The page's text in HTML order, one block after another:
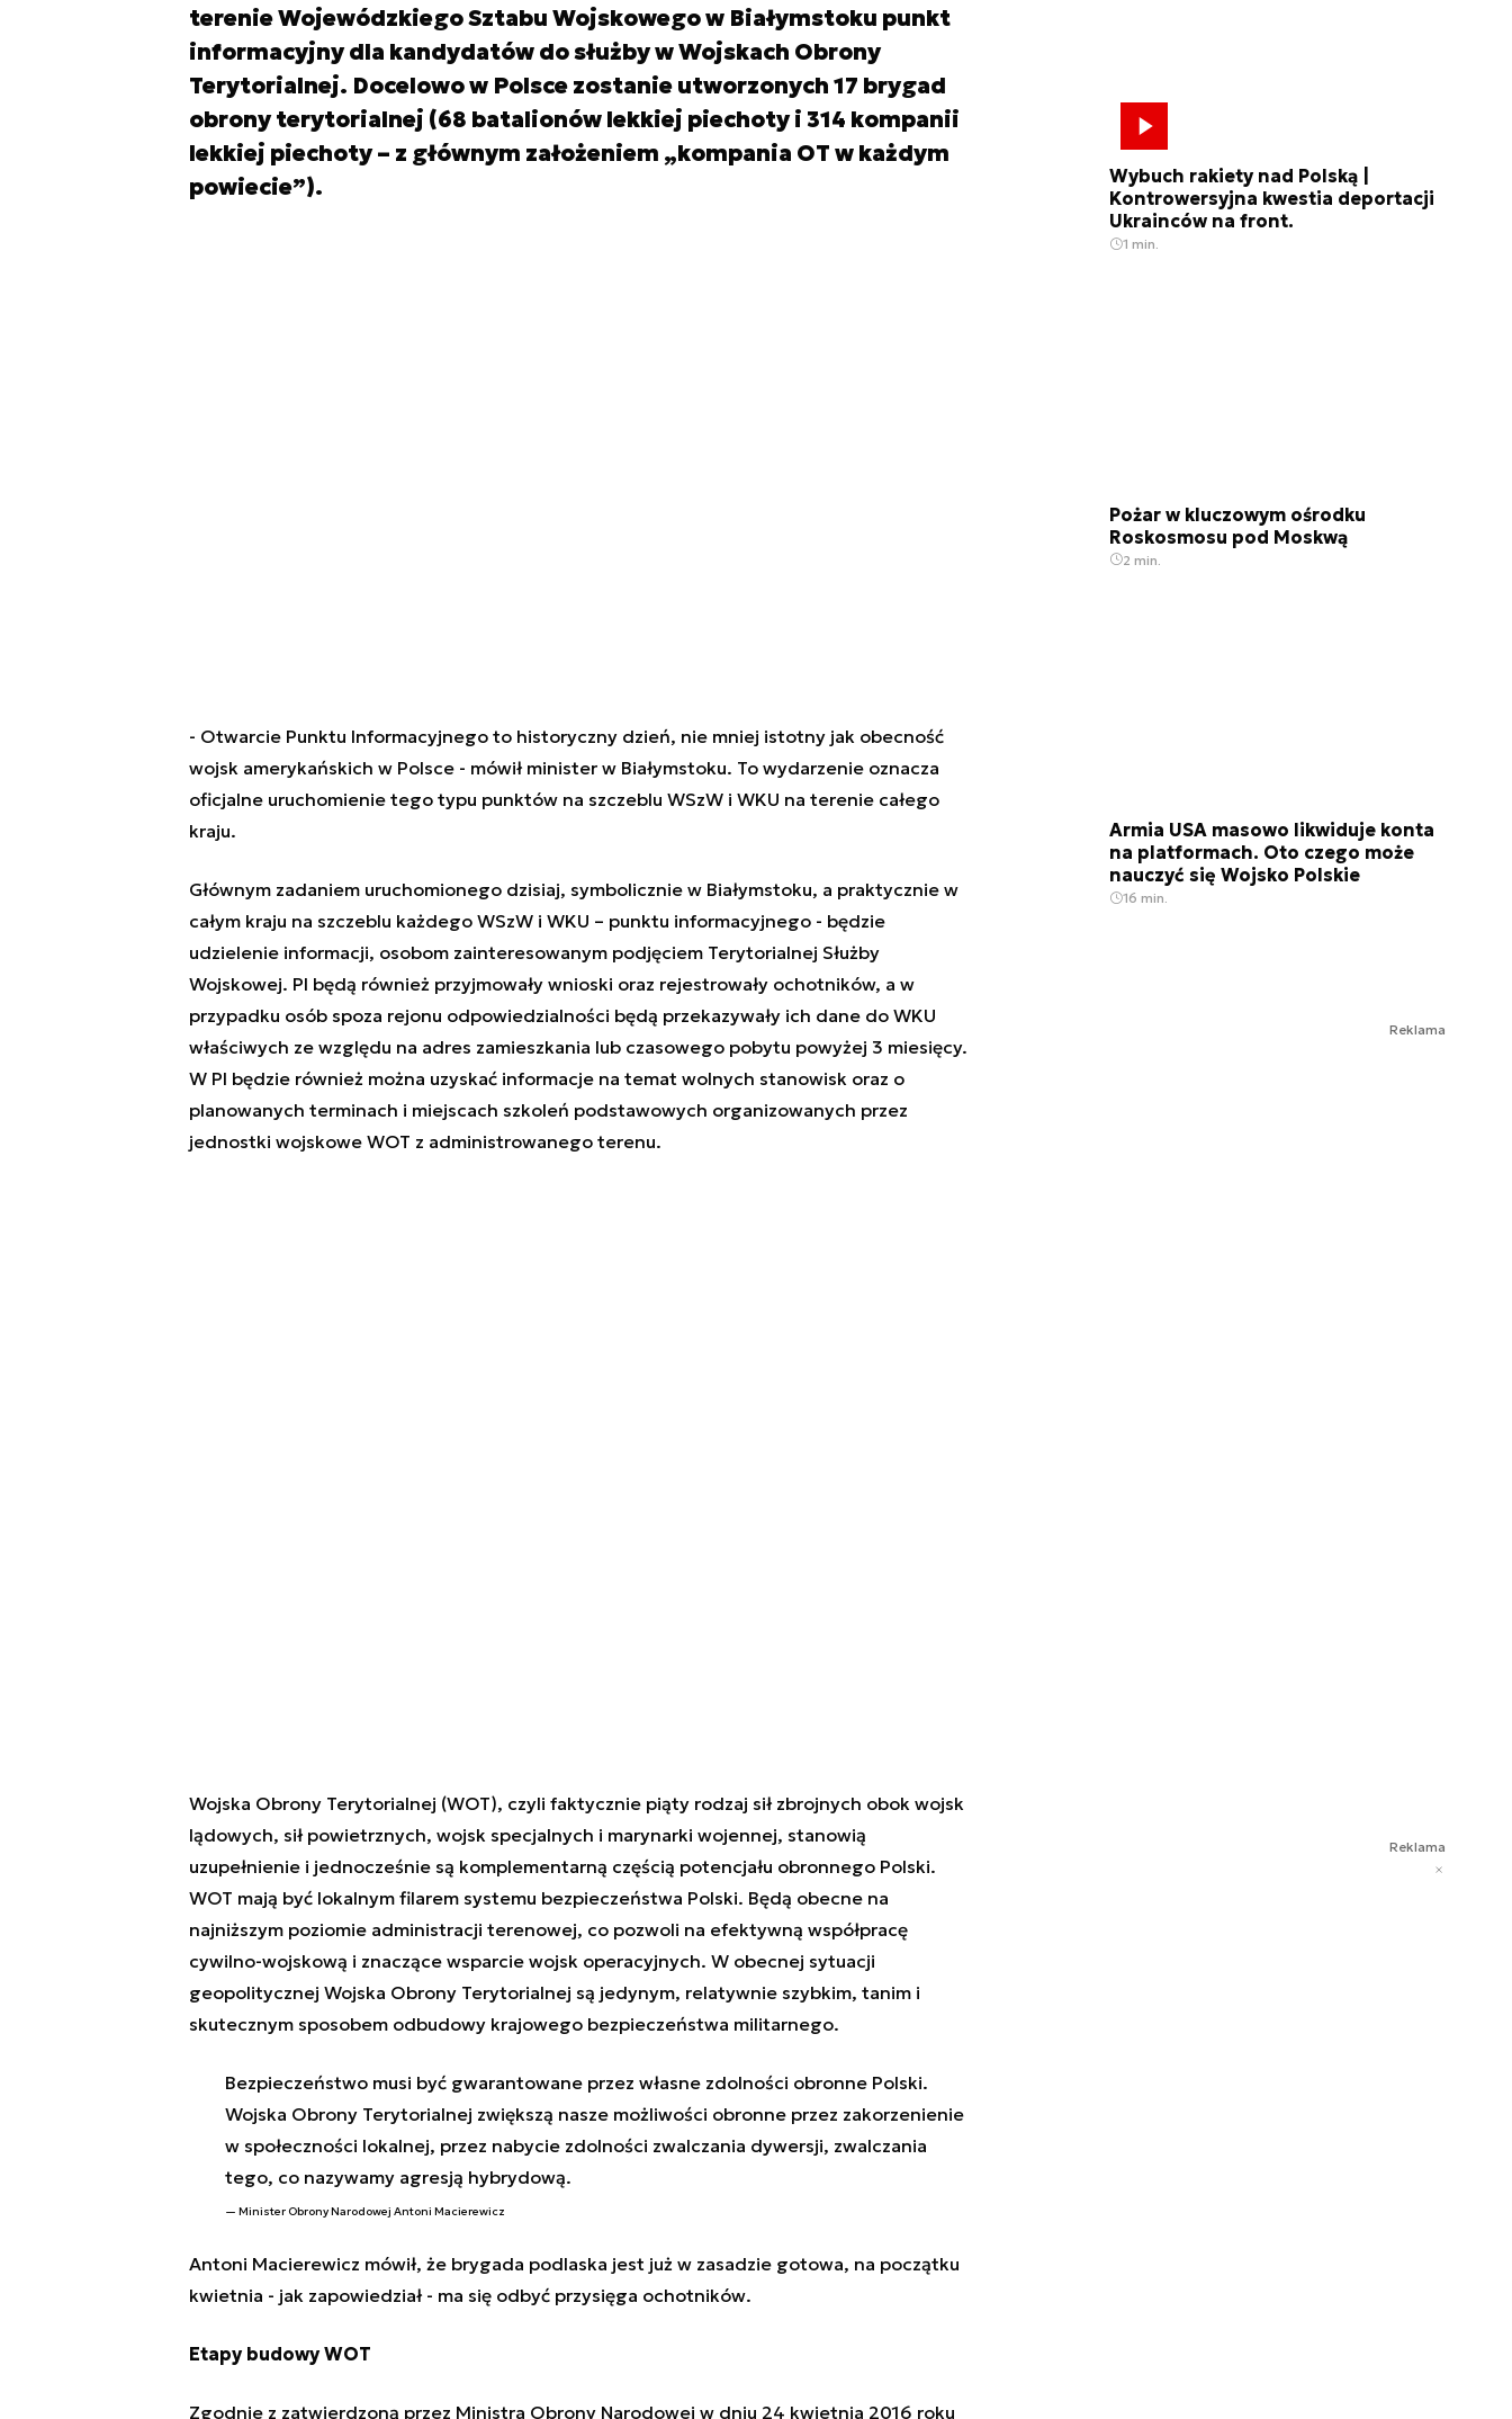
terenie Wojewódzkiego Sztabu Wojskowego w Białymstoku punkt
informacyjny dla kandydatów do służby w Wojskach Obrony
Terytorialnej. Docelowo w Polsce zostanie utworzonych 17 brygad
obrony terytorialnej (68 batalionów lekkiej piechoty i 314 kompanii
lekkiej piechoty – z głównym założeniem „kompania OT w każdym
powiecie”).
- Otwarcie Punktu Informacyjnego to historyczny dzień, nie mniej istotny jak obecność
wojsk amerykańskich w Polsce - mówił minister w Białymstoku. To wydarzenie oznacza
oficjalne uruchomienie tego typu punktów na szczeblu WSzW i WKU na terenie całego
kraju.
Głównym zadaniem uruchomionego dzisiaj, symbolicznie w Białymstoku, a praktycznie w
całym kraju na szczeblu każdego WSzW i WKU – punktu informacyjnego - będzie
udzielenie informacji, osobom zainteresowanym podjęciem Terytorialnej Służby
Wojskowej. PI będą również przyjmowały wnioski oraz rejestrowały ochotników, a w
przypadku osób spoza rejonu odpowiedzialności będą przekazywały ich dane do WKU
właściwych ze względu na adres zamieszkania lub czasowego pobytu powyżej 3 miesięcy.
W PI będzie również można uzyskać informacje na temat wolnych stanowisk oraz o
planowanych terminach i miejscach szkoleń podstawowych organizowanych przez
jednostki wojskowe WOT z administrowanego terenu.
Wojska Obrony Terytorialnej (WOT), czyli faktycznie piąty rodzaj sił zbrojnych obok wojsk
lądowych, sił powietrznych, wojsk specjalnych i marynarki wojennej, stanowią
uzupełnienie i jednocześnie są komplementarną częścią potencjału obronnego Polski.
WOT mają być lokalnym filarem systemu bezpieczeństwa Polski. Będą obecne na
najniższym poziomie administracji terenowej, co pozwoli na efektywną współpracę
cywilno-wojskową i znaczące wsparcie wojsk operacyjnych. W obecnej sytuacji
geopolitycznej Wojska Obrony Terytorialnej są jedynym, relatywnie szybkim, tanim i
skutecznym sposobem odbudowy krajowego bezpieczeństwa militarnego.
Bezpieczeństwo musi być gwarantowane przez własne zdolności obronne Polski.
Wojska Obrony Terytorialnej zwiększą nasze możliwości obronne przez zakorzenienie
w społeczności lokalnej, przez nabycie zdolności zwalczania dywersji, zwalczania
tego, co nazywamy agresją hybrydową.
Minister Obrony Narodowej Antoni Macierewicz
Antoni Macierewicz mówił, że brygada podlaska jest już w zasadzie gotowa, na początku
kwietnia - jak zapowiedział - ma się odbyć przysięga ochotników.
Etapy budowy WOT
Zgodnie z zatwierdzoną przez Ministra Obrony Narodowej w dniu 24 kwietnia 2016 roku
Wybuch rakiety nad Polską |
Kontrowersyjna kwestia deportacji
Ukrainców na front.
1 min.
Pożar w kluczowym ośrodku
Roskosmosu pod Moskwą
2 min.
Armia USA masowo likwiduje konta
na platformach. Oto czego może
nauczyć się Wojsko Polskie
16 min.
Reklama
Reklama